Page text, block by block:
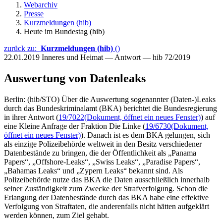
Webarchiv
Presse
Kurzmeldungen (hib)
Heute im Bundestag (hib)
zurück zu: Kurzmeldungen (hib) ()
22.01.2019 Inneres und Heimat — Antwort — hib 72/2019
Auswertung von Datenleaks
Berlin: (hib/STO) Über die Auswertung sogenannter (Daten-)Leaks
durch das Bundeskriminalamt (BKA) berichtet die Bundesregierung
in ihrer Antwort (19/7022(Dokument, öffnet ein neues Fenster)) auf
eine Kleine Anfrage der Fraktion Die Linke (19/6730(Dokument,
öffnet ein neues Fenster)). Danach ist es dem BKA gelungen, sich
als einzige Polizeibehörde weltweit in den Besitz verschiedener
Datenbestände zu bringen, die der Öffentlichkeit als „Panama
Papers“, „Offshore-Leaks“, „Swiss Leaks“, „Paradise Papers“,
„Bahamas Leaks“ und „Zypern Leaks“ bekannt sind. Als
Polizeibehörde nutze das BKA die Daten ausschließlich innerhalb
seiner Zuständigkeit zum Zwecke der Strafverfolgung. Schon die
Erlangung der Datenbestände durch das BKA habe eine effektive
Verfolgung von Straftaten, die anderenfalls nicht hätten aufgeklärt
werden können, zum Ziel gehabt.